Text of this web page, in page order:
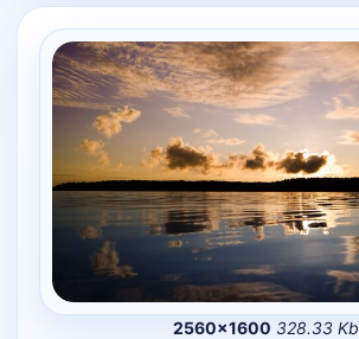
2560×1600 328.33 Kb